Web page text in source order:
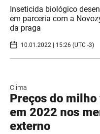
Inseticida biológico
em parceria com a
da praga
10.01.2022 | 15:26 (UTC -3)
Clima
Preços do
em 2022 nos
externo